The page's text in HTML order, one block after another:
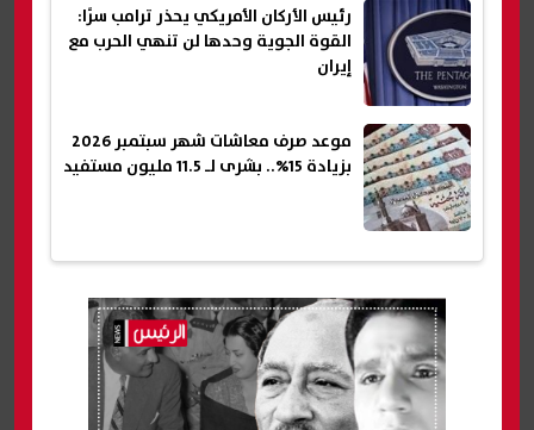
رئيس الأركان الأمريكي يحذر ترامب سرًا:
القوة الجوية وحدها لن تنهي الحرب مع
إيران
موعد صرف معاشات شهر سبتمبر 2026
بزيادة 15%.. بشرى لـ 11.5 مليون مستفيد